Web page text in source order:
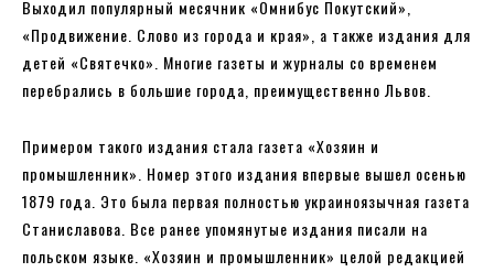
Выходил популярный месячник «Омнибус Покутский»,
«Продвижение. Слово из города и края», а также издания для
детей «Святечко». Многие газеты и журналы со временем
перебрались в большие города, преимущественно Львов.
Примером такого издания стала газета «Хозяин и
промышленник». Номер этого издания впервые вышел осенью
1879 года. Это была первая полностью украиноязычная газета
Станиславова. Все ранее упомянутые издания писали на
польском языке. «Хозяин и промышленник» целой редакцией